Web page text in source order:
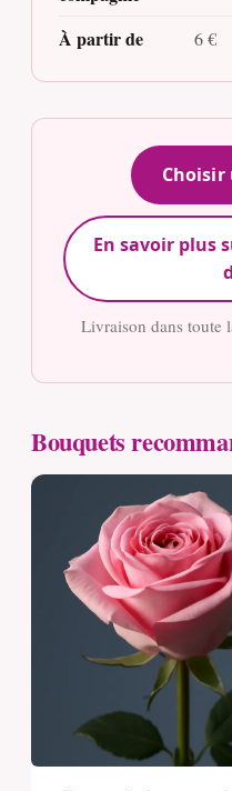
À partir de 6 €
En savoir plus
Livraison dans toute
Bouquets